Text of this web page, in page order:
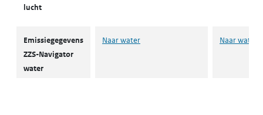
lucht
Emissiegegevens
ZZS-Navigator
water
Naar water Naar water